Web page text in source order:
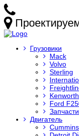
Грузовики
Mack
Volvo
Sterling
Ford
Двигатель
Cummins